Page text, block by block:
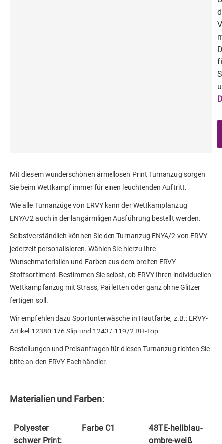
Mit diesem wunderschönen ärmellosen Print Turnanzug sorgen
Sie beim Wettkampf immer für einen leuchtenden Auftritt.
Wie alle Turnanzüge von ERVY kann der Wettkampfanzug
ENYA/2 auch in der langärmligen Ausführung bestellt werden.
Selbstverständlich können Sie den Turnanzug ENYA/2 von ERVY
jederzeit personalisieren. Wählen Sie hierzu Ihre
Wunschmaterialien und Farben aus dem breiten ERVY
Stoffsortiment. Bestimmen Sie selbst, ob ERVY Ihren individuellen
Wettkampfanzug mit Strass, Pailletten oder ganz ohne Glitzer
fertigen soll.
Wir empfehlen dazu Sportunterwäsche in Hautfarbe, z.B.: ERVY-
Artikel 12380.176 Slip und 12437.119/2 BH-Top.
Bestellungen und Preisanfragen für diesen Turnanzug richten Sie
bitte an den ERVY Fachhändler.
Materialien und Farben:
Polyester
schwer Print:
Farbe C1
48TE-hellblau-
ombre-weiß